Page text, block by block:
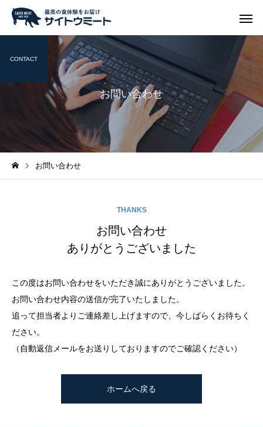
お問い合わせ
CONTACT
お問い合わせ
THANKS
お問い合わせ
ありがとうございました
この度はお問い合わせをいただき誠にありがとうございました。
お問い合わせ内容の送信が完了いたしました。
追って担当者よりご連絡差し上げますので、今しばらくお待ちく
ださい。
（自動返信メールをお送りしておりますのでご確認ください）
ホームへ戻る